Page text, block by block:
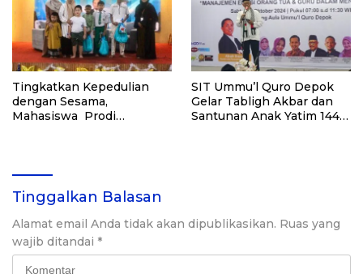
Tingkatkan Kepedulian
dengan Sesama,
Mahasiswa Prodi
SIT Ummu’l Quro Depok
Gelar Tabligh Akbar dan
Santunan Anak Yatim 1446
Tinggalkan Balasan
Alamat email Anda tidak akan dipublikasikan. Ruas yang
wajib ditandai *